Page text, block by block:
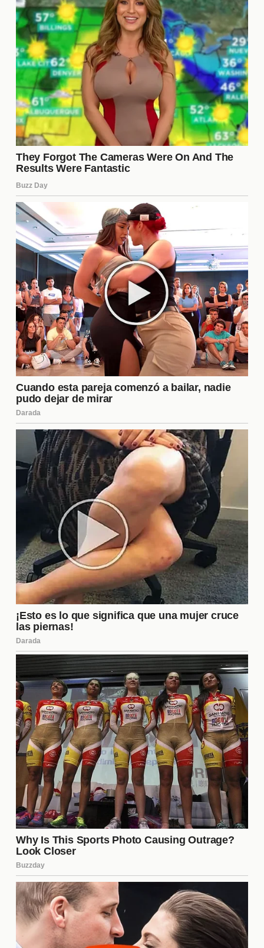
clave en su atractivo dentro del programa. Su edad
le permite conectar con una audiencia más joven, lo
que ha contribuido a su creciente popularidad en
las redes sociales.
¿Cómo ha cambiado la
percepción del público sobre
Matías?
La percepción del público sobre Matías ha
evolucionado notablemente desde su llegada a
Gran Hermano. Al principio, muchos lo veían
simplemente como un **participante atractivo**,
pero a medida que ha mostrado su personalidad y
ha enfrentado desafíos, la audiencia ha comenzado
a valorarlo más allá de su físico. Su autenticidad y
vulnerabilidad han hecho que los seguidores lo
vean como un competidor serio, generando un
vínculo emocional más fuerte con él.
¿Qué estrategias utiliza Matías
para mantenerse en el juego?
Matías emplea varias **estrategias** para
mantenerse en el juego. Entre ellas se destacan su
habilidad para formar alianzas, su capacidad de
adaptación a diferentes situaciones y su enfoque en
la comunicación. Al establecer conexiones sólidas
con otros concursantes, ha logrado asegurarse un
lugar en el grupo y evitar conflictos innecesarios.
Además, su carisma le permite influir en las
decisiones del grupo, lo que es crucial para su
supervivencia en el reality.
¿Qué redes sociales utiliza
Matías para interactuar con sus
fans?
Matías es muy activo en diversas **redes
sociales**, siendo Instagram y Twitter sus
plataformas principales. A través de estas redes,
comparte momentos de su vida dentro y fuera del
programa, lo que le permite mantener una conexión
constante con sus seguidores. Además, utiliza
estas plataformas para responder a comentarios y
mensajes, fortaleciendo así su relación con los fans
que lo apoyan en su trayectoria en Gran Hermano.